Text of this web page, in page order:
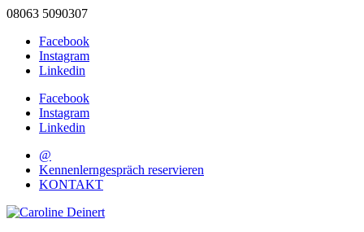
08063 5090307
Facebook
Instagram
Linkedin
Facebook
Instagram
Linkedin
@
Kennenlerngespräch reservieren
KONTAKT